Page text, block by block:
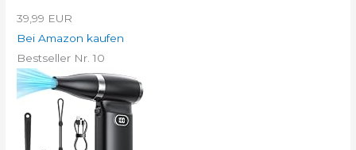
39,99 EUR
Bei Amazon kaufen
Bestseller Nr. 10